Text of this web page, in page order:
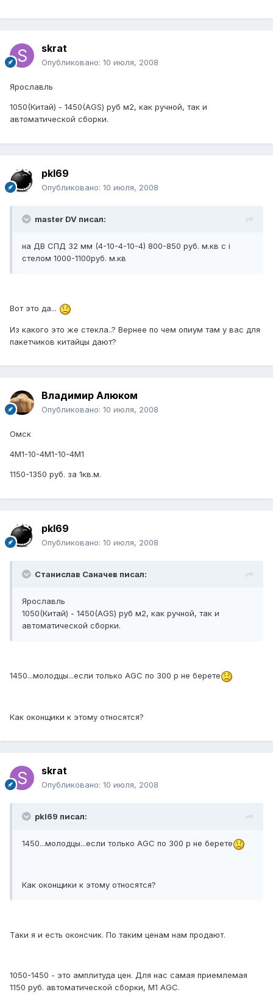
skrat
Опубликовано: 10 июля, 2008
Ярославль
1050(Китай) - 1450(AGS) руб м2, как ручной, так и
автоматической сборки.
pkl69
Опубликовано: 10 июля, 2008
master DV писал:
на ДВ СПД 32 мм (4-10-4-10-4) 800-850 руб. м.кв с i
стелом 1000-1100руб. м.кв
Вот это да...
Из какого это же стекла..? Вернее по чем опиум там у вас для
пакетчиков китайцы дают?
Владимир Алюком
Опубликовано: 10 июля, 2008
Омск
4М1-10-4М1-10-4М1
1150-1350 руб. за 1кв.м.
pkl69
Опубликовано: 10 июля, 2008
Станислав Саначев писал:
Ярославль
1050(Китай) - 1450(AGS) руб м2, как ручной, так и
автоматической сборки.
1450...молодцы...если только AGC по 300 р не берете
Как оконщики к этому относятся?
skrat
Опубликовано: 10 июля, 2008
pkl69 писал:
1450...молодцы...если только AGC по 300 р не берете
Как оконщики к этому относятся?
Таки я и есть оконсчик. По таким ценам нам продают.
1050-1450 - это амплитуда цен. Для нас самая приемлемая
1150 руб. автоматической сборки, М1 AGC.